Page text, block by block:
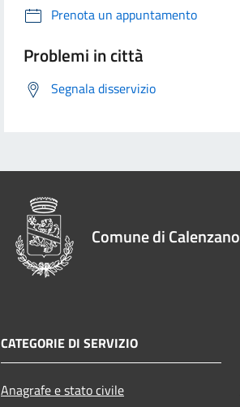
Prenota un appuntamento
Problemi in città
Segnala disservizio
Comune di Calenzano
CATEGORIE DI SERVIZIO
Anagrafe e stato civile